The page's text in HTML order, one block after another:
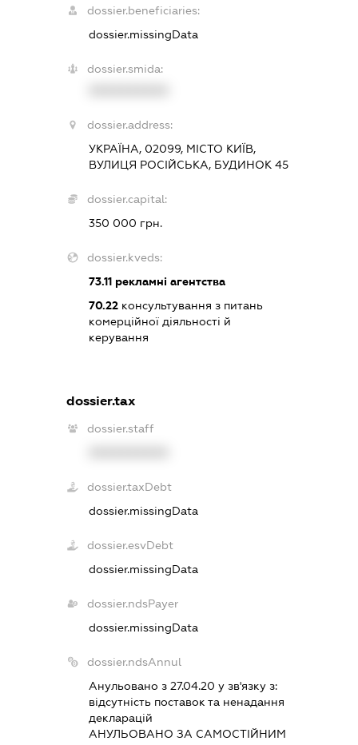
dossier.beneficiaries:
dossier.missingData
dossier.smida:
dossier.address:
УКРАЇНА, 02099, МІСТО КИЇВ,
ВУЛИЦЯ РОСІЙСЬКА, БУДИНОК 45
dossier.capital:
350 000 грн.
dossier.kveds:
73.11 рекламні агентства
70.22 консультування з питань
комерційної діяльності й
керування
dossier.tax
dossier.staff
dossier.taxDebt
dossier.missingData
dossier.esvDebt
dossier.missingData
dossier.ndsPayer
dossier.missingData
dossier.ndsAnnul
Анульовано з 27.04.20 у зв'язку з:
вiдсутнiсть поставок та ненадання
декларацiй
АНУЛЬОВАНО ЗА САМОСТIЙНИМ